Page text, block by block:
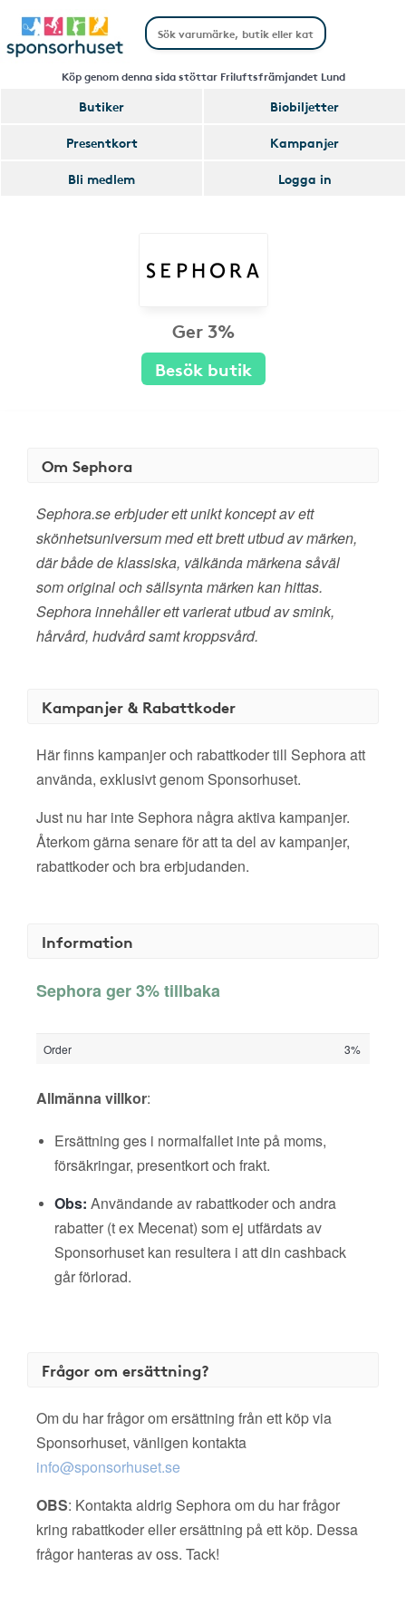
Köp genom denna sida stöttar Friluftsfrämjandet Lund
Butiker
Biobiljetter
Presentkort
Kampanjer
Bli medlem
Logga in
Ger 3%
Besök butik
Om Sephora
Sephora.se erbjuder ett unikt koncept av ett
skönhetsuniversum med ett brett utbud av märken,
där både de klassiska, välkända märkena såväl
som original och sällsynta märken kan hittas.
Sephora innehåller ett varierat utbud av smink,
hårvård, hudvård samt kroppsvård.
Kampanjer & Rabattkoder
Här finns kampanjer och rabattkoder till Sephora att
använda, exklusivt genom Sponsorhuset.
Just nu har inte Sephora några aktiva kampanjer.
Återkom gärna senare för att ta del av kampanjer,
rabattkoder och bra erbjudanden.
Information
Sephora ger 3% tillbaka
Order 3%
Allmänna villkor:
Ersättning ges i normalfallet inte på moms,
försäkringar, presentkort och frakt.
Obs: Användande av rabattkoder och andra
rabatter (t ex Mecenat) som ej utfärdats av
Sponsorhuset kan resultera i att din cashback
går förlorad.
Frågor om ersättning?
Om du har frågor om ersättning från ett köp via
Sponsorhuset, vänligen kontakta
info@sponsorhuset.se
OBS: Kontakta aldrig Sephora om du har frågor
kring rabattkoder eller ersättning på ett köp. Dessa
frågor hanteras av oss. Tack!